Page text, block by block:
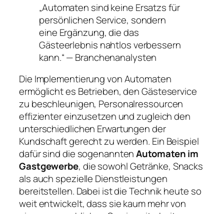
„Automaten sind keine Ersatzs für
persönlichen Service, sondern
eine Ergänzung, die das
Gästeerlebnis nahtlos verbessern
kann.“ — Branchenanalysten
Die Implementierung von Automaten
ermöglicht es Betrieben, den Gästeservice
zu beschleunigen, Personalressourcen
effizienter einzusetzen und zugleich den
unterschiedlichen Erwartungen der
Kundschaft gerecht zu werden. Ein Beispiel
dafür sind die sogenanntenAutomaten im
Gastgewerbe, die sowohl Getränke, Snacks
als auch spezielle Dienstleistungen
bereitstellen. Dabei ist die Technik heute so
weit entwickelt, dass sie kaum mehr von